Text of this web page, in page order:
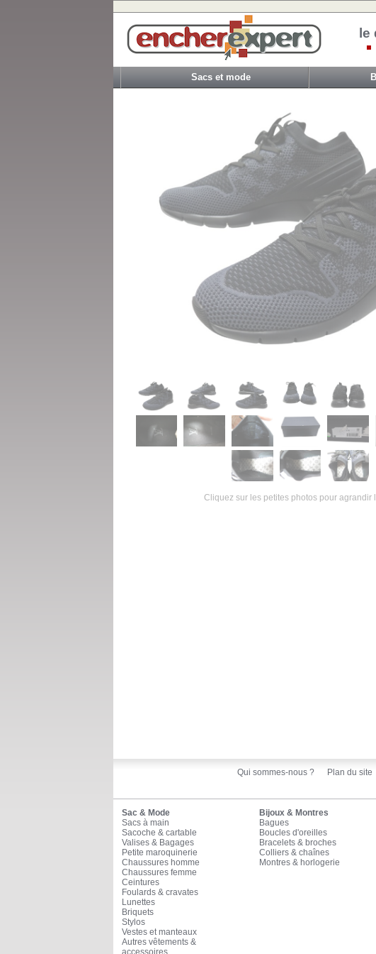
Sacs et mode
Cliquez sur les petites photos pour agrandir
Qui sommes-nous ? Plan du site
Sac & Mode
Sacs à main
Sacoche & cartable
Valises & Bagages
Petite maroquinerie
Chaussures homme
Chaussures femme
Ceintures
Foulards & cravates
Lunettes
Briquets
Stylos
Vestes et manteaux
Autres vêtements &
accessoires
Bijoux & Montres
Bagues
Boucles d'oreilles
Bracelets & broches
Colliers & chaînes
Montres & horlogerie